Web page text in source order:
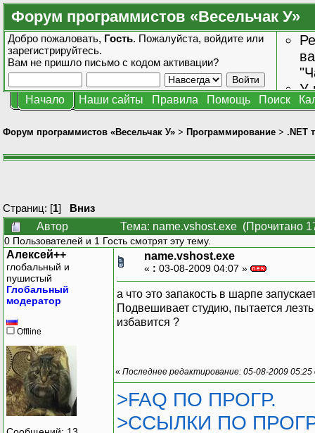
Форум программистов «Весельчак У»
Добро пожаловать, Гость. Пожалуйста, войдите или
зарегистрируйтесь.
Вам не пришло письмо с кодом активации?
У
Начало Наши сайты Правила Помощь Поиск
Форум программистов «Весельчак У» > Программирование > .NET
Страниц: [1] Вниз
Автор
Тема: name.vshost.exe (Прочитано
0 Пользователей и 1 Гость смотрят эту тему.
Алексей++
глобальный и
пушистый
Глобальный
модератор
Offline
name.vshost.exe
« : 03-08-2009 04:07 »
а что это запакость в шарпе
Подвешивает студию, пытается
избавится ?
« Последнее редактирование: 05-08-2009
>FAQ ПО ПРОГР.
>ССЫЛКИ ПО